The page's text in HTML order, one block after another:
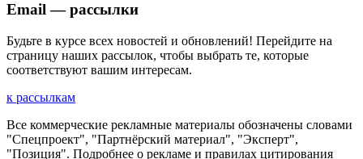
Email — рассылки
Будьте в курсе всех новостей и обновлений! Перейдите на
страницу наших рассылок, чтобы выбрать те, которые
соответствуют вашим интересам.
к рассылкам
Все коммерческие рекламные материалы обозначены словами
"Спецпроект", "Партнёрский материал", "Эксперт",
"Позиция". Подробнее о рекламе и правилах цитирования